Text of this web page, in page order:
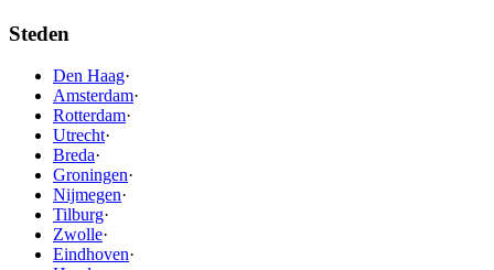
Steden
Den Haag·
Amsterdam·
Rotterdam·
Utrecht·
Breda·
Groningen·
Nijmegen·
Tilburg·
Zwolle·
Eindhoven·